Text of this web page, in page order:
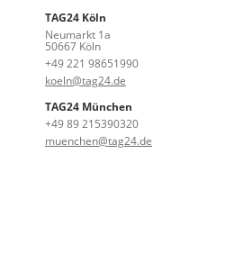
TAG24 Köln
Neumarkt 1a
50667 Köln
+49 221 98651990
koeln@tag24.de
TAG24 München
+49 89 215390320
muenchen@tag24.de